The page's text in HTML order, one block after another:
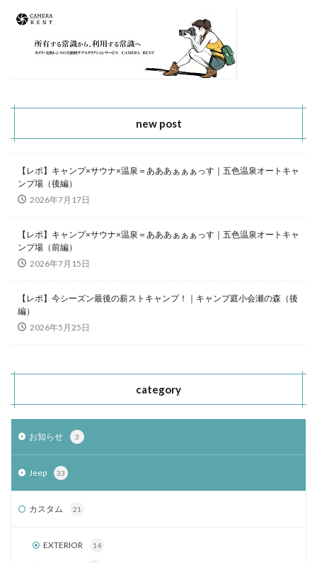
new post
【レポ】キャンプ×サウナ×温泉＝あああぁぁぁっす｜五色温泉オートキャ
ンプ場（後編）
2026年7月17日
【レポ】キャンプ×サウナ×温泉＝あああぁぁぁっす｜五色温泉オートキャ
ンプ場（前編）
2026年7月15日
【レポ】今シーズン最後の薪ストキャンプ！｜キャンプ庭小会瀬の森（後
編）
2026年5月25日
category
お知らせ 3
Jeep 33
カスタム 21
EXTERIOR 14